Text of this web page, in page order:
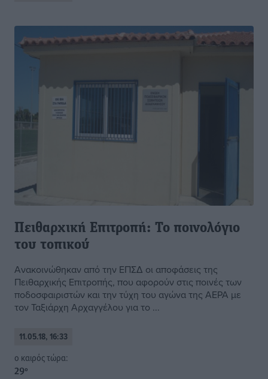
Πειθαρχική Επιτροπή: Το ποινολόγιο
του τοπικού
Ανακοινώθηκαν από την ΕΠΣΔ οι αποφάσεις της
Πειθαρχικής Επιτροπής, που αφορούν στις ποινές των
ποδοσφαιριστών και την τύχη του αγώνα της ΑΕΡΑ με
τον Ταξιάρχη Αρχαγγέλου για το ...
11.05.18, 16:33
o καιρός τώρα:
29°